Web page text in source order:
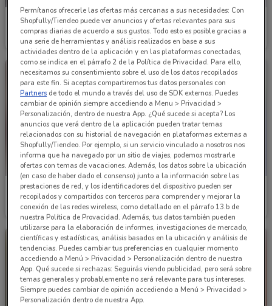
Andrea
Caduca el 31/12 2.3 km
Andrea
Caduca el 31/12
Andrea
Caduca el 31/12 2.3 km
Andrea
Caduca el 26/12
Permítanos ofrecerle las ofertas más cercanas a sus necesidades: Con
Shopfully/Tiendeo puede ver anuncios y ofertas relevantes para sus
compras diarias de acuerdo a sus gustos. Todo esto es posible gracias a
una serie de herramientas y análisis realizados en base a sus
actividades dentro de la aplicación y en las plataformas conectadas,
como se indica en el párrafo 2 de la Política de Privacidad. Para ello,
necesitamos su consentimiento sobre el uso de los datos recopilados
para este fin. Si aceptas compartiremos tus datos personales con
Partners de todo el mundo a través del uso de SDK externos. Puedes
cambiar de opinión siempre accediendo a Menu > Privacidad >
Personalización, dentro de nuestra App. ¿Qué sucede si acepta? Los
anuncios que verá dentro de la aplicación pueden tratar temas
relacionados con su historial de navegación en plataformas externas a
Shopfully/Tiendeo. Por ejemplo, si un servicio vinculado a nosotros nos
informa que ha navegado por un sitio de viajes, podemos mostrarle
ofertas con temas de vacaciones. Además, los datos sobre la ubicación
(en caso de haber dado el consenso) junto a la información sobre las
prestaciones de red, y los identificadores del dispositivo pueden ser
recopilados y compartidos con terceros para comprender y mejorar la
conexión de las redes wireless, como detallado en el párrafo 13.b de
nuestra Política de Provacidad. Además, tus datos también pueden
utilizarse para la elaboración de informes, investigaciones de mercado,
científicas y estadísticas, análisis basados en la ubicación y análisis de
tendencias. Puedes cambiar tus preferencias en cualquier momento
accediendo a Menú > Privacidad > Personalización dentro de nuestra
App. Qué sucede si rechazas: Seguirás viendo publicidad, pero será sobre
temas generales y probablemente no será relevante para tus intereses.
Siempre puedes cambiar de opinión accediendo a Menú > Privacidad >
Personalización dentro de nuestra App.